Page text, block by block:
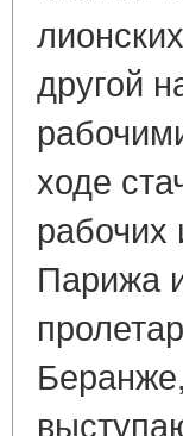
другой
ходе
рабочих
Парижа